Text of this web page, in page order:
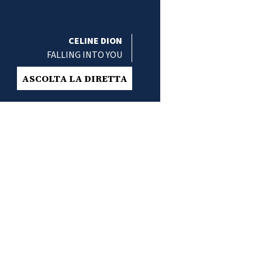
CELINE DION
FALLING INTO YOU
ASCOLTA LA DIRETTA